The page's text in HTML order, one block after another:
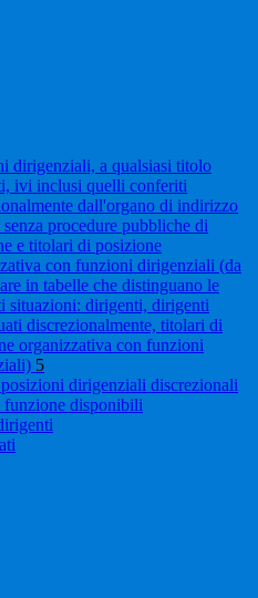
dirigenziali, a qualsiasi titolo
ivi inclusi quelli conferiti
dall'organo di indirizzo
procedure pubbliche di
e titolari di posizione
con funzioni dirigenziali (da
in tabelle che distinguano le
situazioni: dirigenti, dirigenti
discrezionalmente, titolari di
organizzativa con funzioni
5
dirigenziali discrezionali
funzione disponibili